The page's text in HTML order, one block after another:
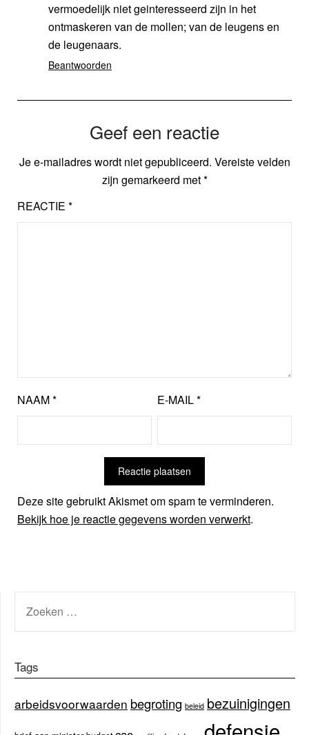
vermoedelijk niet geinteresseerd zijn in het
ontmaskeren van de mollen; van de leugens en
de leugenaars.
Beantwoorden
Geef een reactie
Je e-mailadres wordt niet gepubliceerd. Vereiste velden
zijn gemarkeerd met*
REACTIE *
NAAM* E-MAIL*
Deze site gebruikt Akismet om spam te verminderen.
Bekijk hoe je reactie gegevens worden verwerkt.
NAAR:
Tags
arbeidsvoorwaarden begroting beleid bezuinigingen